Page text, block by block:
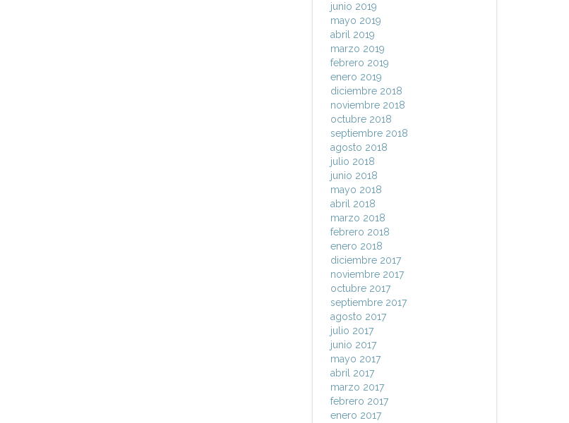
junio 2019
mayo 2019
abril 2019
marzo 2019
febrero 2019
enero 2019
diciembre 2018
noviembre 2018
octubre 2018
septiembre 2018
agosto 2018
julio 2018
junio 2018
mayo 2018
abril 2018
marzo 2018
febrero 2018
enero 2018
diciembre 2017
noviembre 2017
octubre 2017
septiembre 2017
agosto 2017
julio 2017
junio 2017
mayo 2017
abril 2017
marzo 2017
febrero 2017
enero 2017